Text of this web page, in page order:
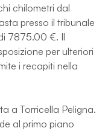
chilometri dal
presso il tribunale
7875.00 €. Il
per ulteriori
i recapiti nella
a Torricella Peligna.
al primo piano